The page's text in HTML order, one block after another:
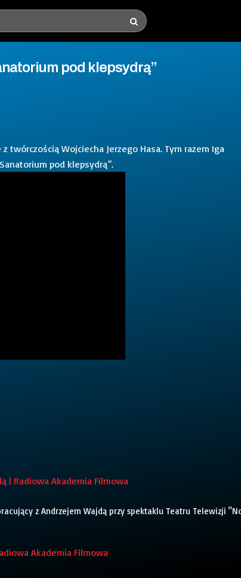
pod klepsydrą”
Wojciecha Jerzego Hasa. Tym razem Iga
pod klepsydrą”.
| Radiowa Akademia Filmowa
z Andrzejem Wajdą przy spektaklu Teatru Telewizji
Akademia Filmowa